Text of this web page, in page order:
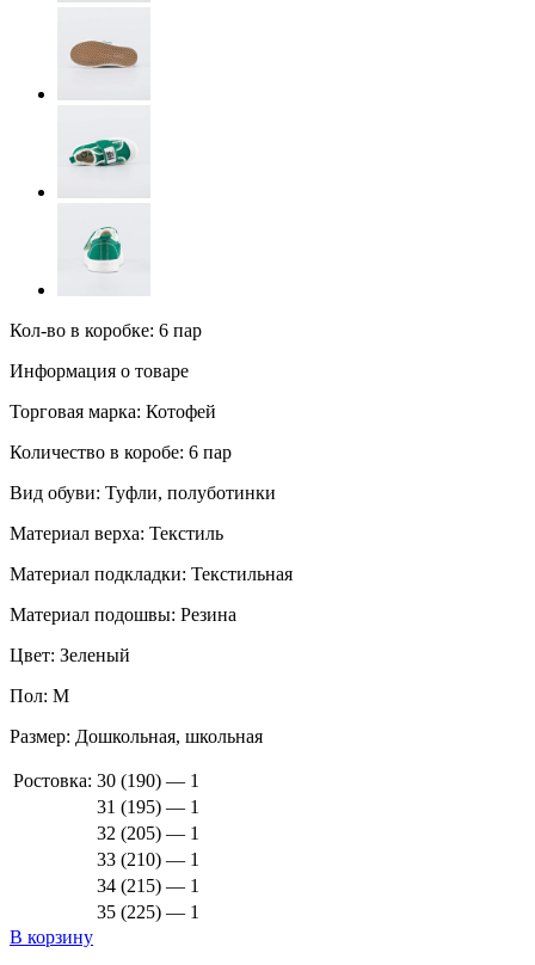
Кол-во в коробке: 6 пар
Информация о товаре
Торговая марка: Котофей
Количество в коробе: 6 пар
Вид обуви: Туфли, полуботинки
Материал верха: Текстиль
Материал подкладки: Текстильная
Материал подошвы: Резина
Цвет: Зеленый
Пол: М
Размер: Дошкольная, школьная
Ростовка: 30 (190) — 1
31 (195) — 1
32 (205) — 1
33 (210) — 1
34 (215) — 1
35 (225) — 1
В корзину